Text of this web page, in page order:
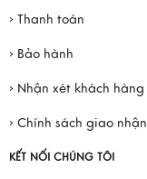
› Thanh toán
› Bảo hành
› Nhận xét khách hàng
› Chính sách giao nhận
KẾT NỐI CHÚNG TÔI